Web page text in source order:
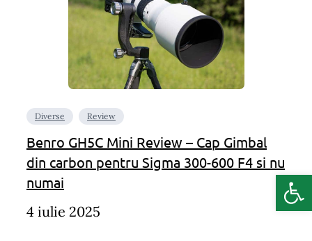
Diverse Review
Benro GH5C Mini Review – Cap Gimbal
din carbon pentru Sigma 300-600 F4 si nu
numai
4 iulie 2025